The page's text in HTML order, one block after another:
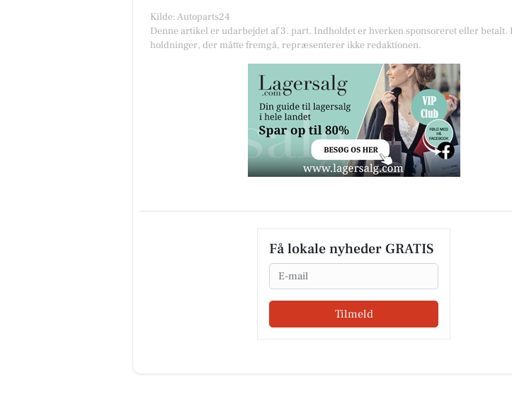
Kilde: Autoparts24
Denne artikel er udarbejdet af 3. part. Indholdet er hverken sponsoreret eller betalt.
holdninger, der måtte fremgå, repræsenterer ikke redaktionen.
Få lokale nyheder GRATIS
Email
Tilmeld